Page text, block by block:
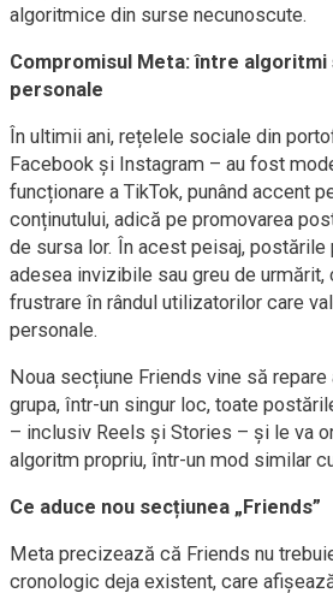
algoritmice din surse necunoscute.
Compromisul Meta: între algoritmi
personale
În ultimii ani, rețelele sociale din
Facebook și Instagram – au fost
funcționare a TikTok, punând accent
conținutului, adică pe promovarea
de sursa lor. În acest peisaj, postările
adesea invizibile sau greu de urmărit,
frustrare în rândul utilizatorilor care
personale.
Noua secțiune Friends vine să repare
grupa, într-un singur loc, toate
– inclusiv Reels și Stories – și le va
algoritm propriu, într-un mod similar
Ce aduce nou secțiunea „Friends”
Meta precizează că Friends nu
cronologic deja existent, care